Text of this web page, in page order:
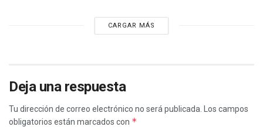
CARGAR MÁS
Deja una respuesta
Tu dirección de correo electrónico no será publicada.
Los campos
obligatorios están marcados con *